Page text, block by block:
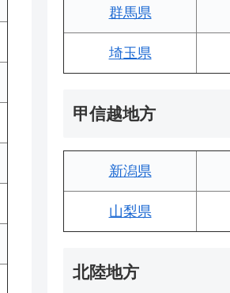
群馬県
埼玉県
甲信越地方
新潟県
山梨県
北陸地方